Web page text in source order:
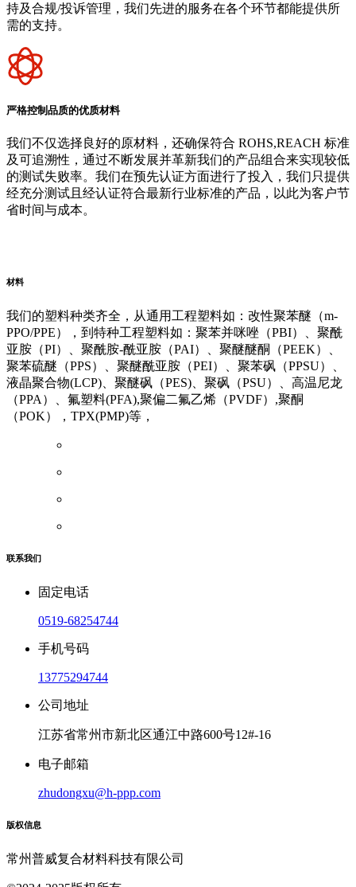
持及合规/投诉管理，我们先进的服务在各个环节都能提供所
需的支持。
严格控制品质的优质材料
我们不仅选择良好的原材料，还确保符合 ROHS,REACH 标准
及可追溯性，通过不断发展并革新我们的产品组合来实现较低
的测试失败率。我们在预先认证方面进行了投入，我们只提供
经充分测试且经认证符合最新行业标准的产品，以此为客户节
省时间与成本。
材料
我们的塑料种类齐全，从通用工程塑料如：改性聚苯醚（m-
PPO/PPE），到特种工程塑料如：聚苯并咪唑（PBI）、聚酰
亚胺（PI）、聚酰胺-酰亚胺（PAI）、聚醚醚酮（PEEK）、
聚苯硫醚（PPS）、聚醚酰亚胺（PEI）、聚苯砜（PPSU）、
液晶聚合物(LCP)、聚醚砜（PES)、聚砜（PSU）、高温尼龙
（PPA）、氟塑料(PFA),聚偏二氟乙烯（PVDF）,聚酮
（POK），TPX(PMP)等，
联系我们
固定电话
0519-68254744
手机号码
13775294744
公司地址
江苏省常州市新北区通江中路600号12#-16
电子邮箱
zhudongxu@h-ppp.com
版权信息
常州普威复合材料科技有限公司